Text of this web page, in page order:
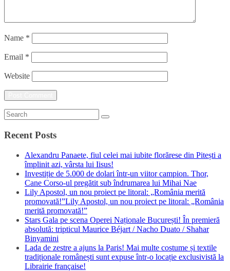
Name *
Email *
Website
Recent Posts
Alexandru Panaete, fiul celei mai iubite florărese din Pitești a
împlinit azi, vârsta lui Iisus!
Investiție de 5.000 de dolari într-un viitor campion. Thor,
Cane Corso-ul pregătit sub îndrumarea lui Mihai Nae
Lily Apostol, un nou proiect pe litoral: „România merită
promovată!”Lily Apostol, un nou proiect pe litoral: „România
merită promovată!”
Stars Gala pe scena Operei Naționale București! În premieră
absolută: tripticul Maurice Béjart / Nacho Duato / Shahar
Binyamini
Lada de zestre a ajuns la Paris! Mai multe costume și textile
tradiționale românești sunt expuse într-o locație exclusivistă la
Librairie française!